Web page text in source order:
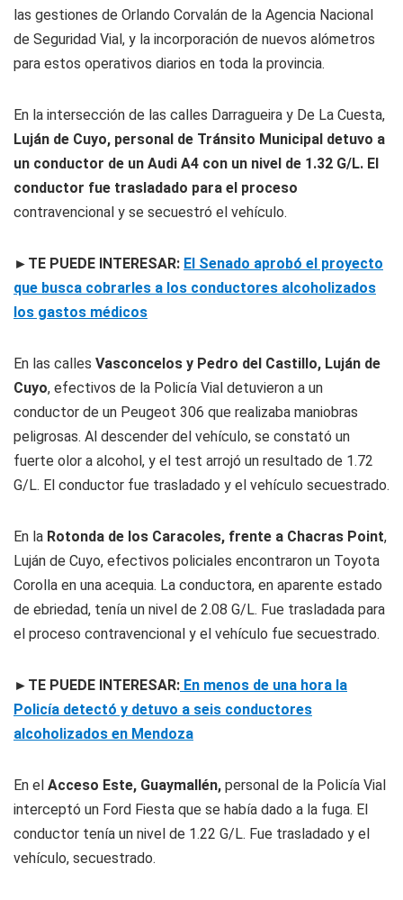
las gestiones de Orlando Corvalán de la Agencia Nacional
de Seguridad Vial, y la incorporación de nuevos alómetros
para estos operativos diarios en toda la provincia.
En la intersección de las calles Darragueira y De La Cuesta,
Luján de Cuyo, personal de Tránsito Municipal detuvo a
un conductor de un Audi A4 con un nivel de 1.32 G/L. El
conductor fue trasladado para el proceso
contravencional y se secuestró el vehículo.
►TE PUEDE INTERESAR: El Senado aprobó el proyecto
que busca cobrarles a los conductores alcoholizados
los gastos médicos
En las calles Vasconcelos y Pedro del Castillo, Luján de
Cuyo, efectivos de la Policía Vial detuvieron a un
conductor de un Peugeot 306 que realizaba maniobras
peligrosas. Al descender del vehículo, se constató un
fuerte olor a alcohol, y el test arrojó un resultado de 1.72
G/L. El conductor fue trasladado y el vehículo secuestrado.
En la Rotonda de los Caracoles, frente a Chacras Point,
Luján de Cuyo, efectivos policiales encontraron un Toyota
Corolla en una acequia. La conductora, en aparente estado
de ebriedad, tenía un nivel de 2.08 G/L. Fue trasladada para
el proceso contravencional y el vehículo fue secuestrado.
►TE PUEDE INTERESAR: En menos de una hora la
Policía detectó y detuvo a seis conductores
alcoholizados en Mendoza
En el Acceso Este, Guaymallén, personal de la Policía Vial
interceptó un Ford Fiesta que se había dado a la fuga. El
conductor tenía un nivel de 1.22 G/L. Fue trasladado y el
vehículo, secuestrado.